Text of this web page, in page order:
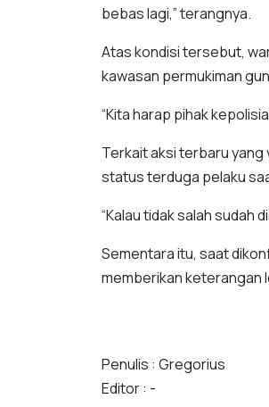
bebas lagi,” terangnya.
Atas kondisi tersebut,
kawasan permukiman
“Kita harap pihak
Terkait aksi terbaru yang
status terduga pelaku
“Kalau tidak salah sudah
Sementara itu, saat
memberikan keterangan
Penulis : Gregorius
Editor : -